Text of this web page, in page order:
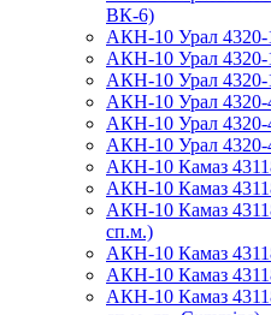
ВК-6)
АКН-10 Урал
АКН-10 Урал
АКН-10 Урал
АКН-10 Урал
АКН-10 Урал
АКН-10 Урал
АКН-10 Камаз
АКН-10 Камаз
АКН-10 Камаз
сп.м.)
АКН-10 Камаз
АКН-10 Камаз
АКН-10 Камаз